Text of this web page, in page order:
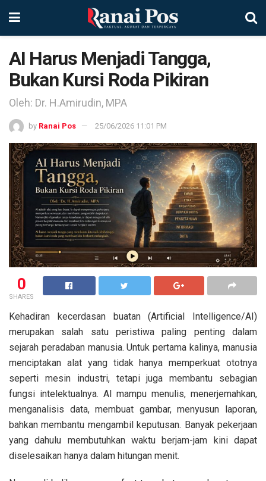
AI Harus Menjadi Tangga,
Bukan Kursi Roda Pikiran
Oleh: Dr. H.Amirudin, MPA
by Ranai Pos 25/06/2026 11:01 PM
0
SHARES
Kehadiran kecerdasan buatan (Artificial Intelligence/AI)
merupakan salah satu peristiwa paling penting dalam
sejarah peradaban manusia. Untuk pertama kalinya, manusia
menciptakan alat yang tidak hanya memperkuat ototnya
seperti mesin industri, tetapi juga membantu sebagian
fungsi intelektualnya. AI mampu menulis, menerjemahkan,
menganalisis data, membuat gambar, menyusun laporan,
bahkan membantu mengambil keputusan. Banyak pekerjaan
yang dahulu membutuhkan waktu berjam-jam kini dapat
diselesaikan hanya dalam hitungan menit.